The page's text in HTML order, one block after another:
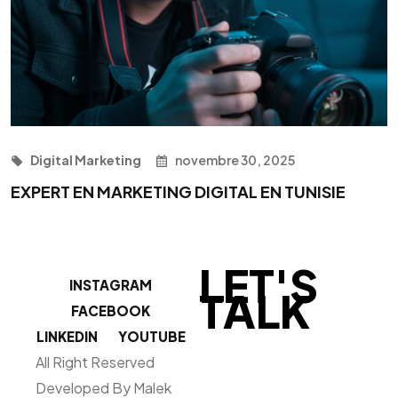
Digital Marketing novembre 30, 2025
EXPERT EN MARKETING DIGITAL EN TUNISIE
INSTAGRAM
FACEBOOK
LINKEDIN
YOUTUBE
All Right Reserved
Developed By Malek
LET'S
TALK